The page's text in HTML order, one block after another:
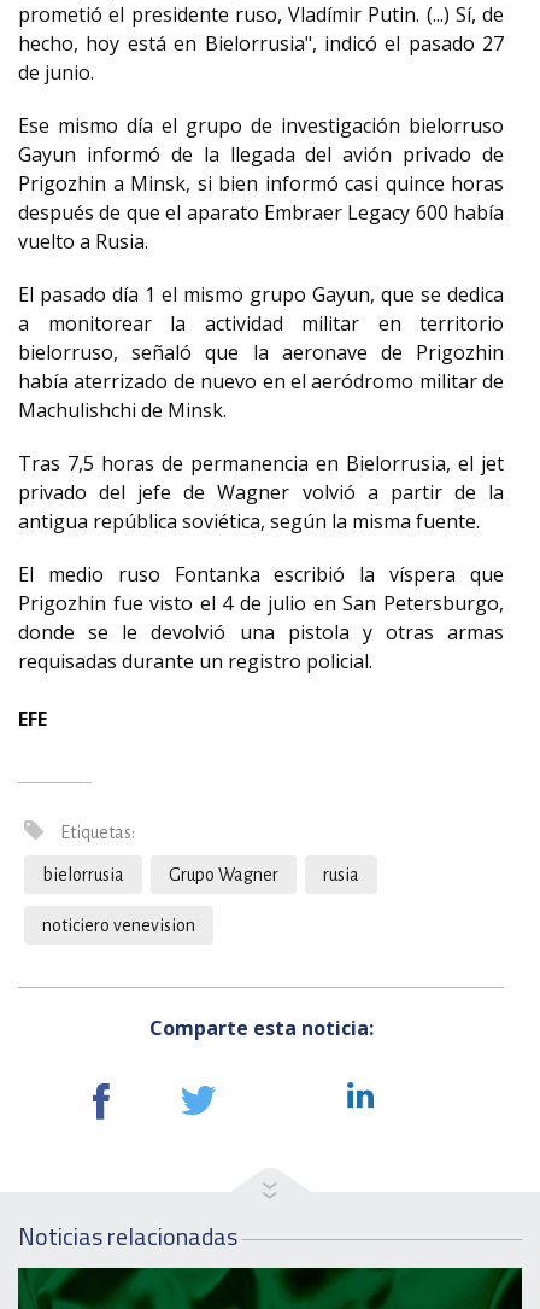
prometió el presidente ruso, Vladímir Putin. (...) Sí, de
hecho, hoy está en Bielorrusia", indicó el pasado 27
de junio.
Ese mismo día el grupo de investigación bielorruso
Gayun informó de la llegada del avión privado de
Prigozhin a Minsk, si bien informó casi quince horas
después de que el aparato Embraer Legacy 600 había
vuelto a Rusia.
El pasado día 1 el mismo grupo Gayun, que se dedica
a monitorear la actividad militar en territorio
bielorruso, señaló que la aeronave de Prigozhin
había aterrizado de nuevo en el aeródromo militar de
Machulishchi de Minsk.
Tras 7,5 horas de permanencia en Bielorrusia, el jet
privado del jefe de Wagner volvió a partir de la
antigua república soviética, según la misma fuente.
El medio ruso Fontanka escribió la víspera que
Prigozhin fue visto el 4 de julio en San Petersburgo,
donde se le devolvió una pistola y otras armas
requisadas durante un registro policial.
EFE
Etiquetas:
bielorrusia Grupo Wagner rusia
noticiero venevision
Comparte esta noticia:
Noticias relacionadas